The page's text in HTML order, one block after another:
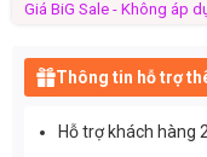
Giá BiG Sale - Không áp
Thông tin hỗ trợ
Hỗ trợ khách hàng